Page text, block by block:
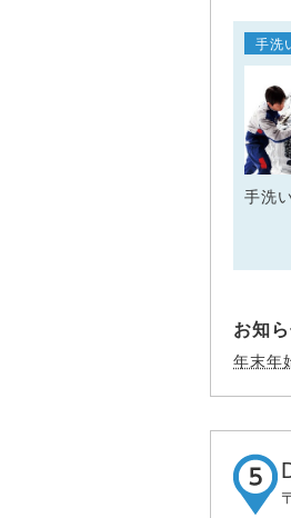
手洗
手洗
お知
年末年